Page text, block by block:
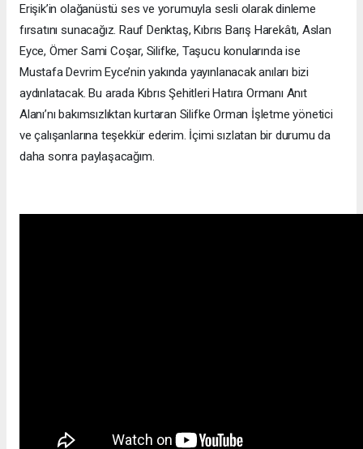
Erişik’in olağanüstü ses ve yorumuyla sesli olarak dinleme
fırsatını sunacağız. Rauf Denktaş, Kıbrıs Barış Harekâtı, Aslan
Eyce, Ömer Sami Coşar, Silifke, Taşucu konularında ise
Mustafa Devrim Eyce’nin yakında yayınlanacak anıları bizi
aydınlatacak. Bu arada Kıbrıs Şehitleri Hatıra Ormanı Anıt
Alanı’nı bakımsızlıktan kurtaran Silifke Orman İşletme yönetici
ve çalışanlarına teşekkür ederim. İçimi sızlatan bir durumu da
daha sonra paylaşacağım.